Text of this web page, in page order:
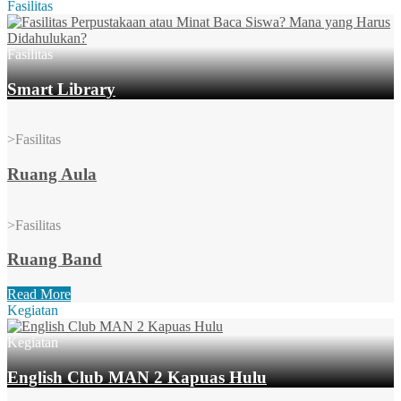
Fasilitas
Fasilitas
Smart Library
>Fasilitas
Ruang Aula
>Fasilitas
Ruang Band
Read More
Kegiatan
Kegiatan
English Club MAN 2 Kapuas Hulu